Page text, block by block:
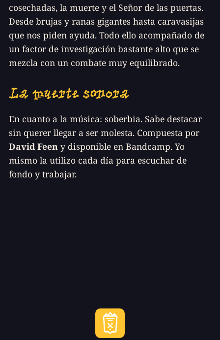
cosechadas, la muerte y el Señor de las puertas.
Desde brujas y ranas gigantes hasta caravasijas
que nos piden ayuda. Todo ello acompañado de
un factor de investigación bastante alto que se
mezcla con un combate muy equilibrado.
La muerte sonora
En cuanto a la música: soberbia. Sabe destacar
sin querer llegar a ser molesta. Compuesta por
David Feen y disponible en Bandcamp. Yo
mismo la utilizo cada día para escuchar de
fondo y trabajar.